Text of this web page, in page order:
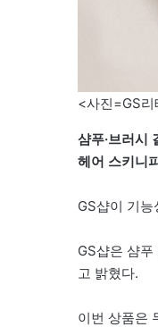
<사진=GS리
샴푸·브러시
헤어 스키니
GS샵이 기
GS샵은 샴
고 밝혔다.
이번 상품은